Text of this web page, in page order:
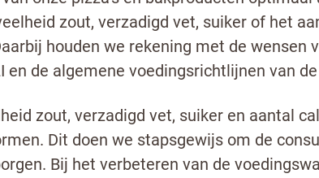
zout, verzadigd vet, suiker of het
houden we rekening met de wensen
en de algemene voedingsrichtlijnen van
zout, verzadigd vet, suiker en aantal
Dit doen we stapsgewijs om de
Bij het verbeteren van de